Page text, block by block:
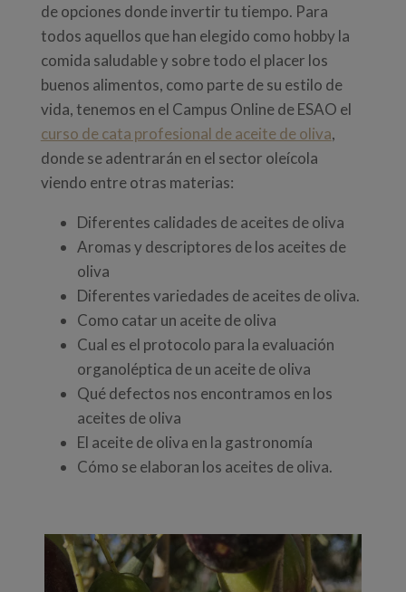
de opciones donde invertir tu tiempo. Para
todos aquellos que han elegido como hobby la
comida saludable y sobre todo el placer los
buenos alimentos, como parte de su estilo de
vida, tenemos en el Campus Online de ESAO el
curso de cata profesional de aceite de oliva,
donde se adentrarán en el sector oleícola
viendo entre otras materias:
Diferentes calidades de aceites de oliva
Aromas y descriptores de los aceites de
oliva
Diferentes variedades de aceites de oliva.
Como catar un aceite de oliva
Cual es el protocolo para la evaluación
organoléptica de un aceite de oliva
Qué defectos nos encontramos en los
aceites de oliva
El aceite de oliva en la gastronomía
Cómo se elaboran los aceites de oliva.